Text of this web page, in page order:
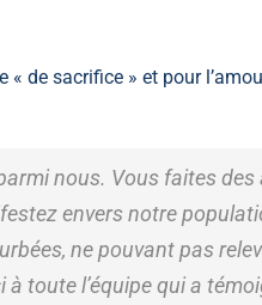
de sacrifice » et pour
nous. Vous faites des
envers notre
ne pouvant pas
toute l’équipe qui a